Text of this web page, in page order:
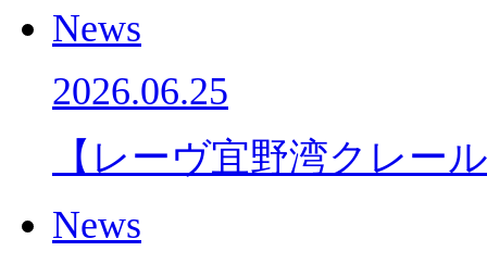
News
2026.06.25
【レーヴ宜野湾クレー
News